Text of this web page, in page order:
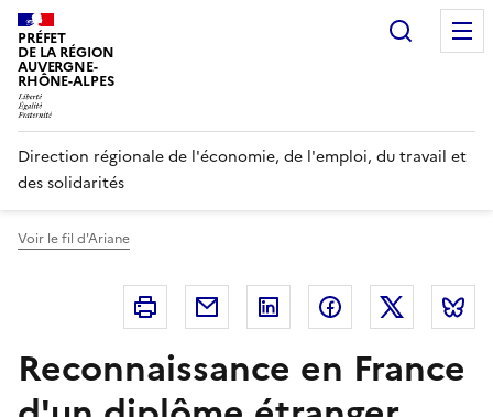
Panneau de gestion des cookies
PRÉFET
DE LA RÉGION
AUVERGNE-
RHÔNE-ALPES
Direction régionale de l'économie, de l'emploi, du travail et
des solidarités
Voir le fil d'Ariane
Imprimer Courriel Linkedin FacebookTwitter
Reconnaissance en France